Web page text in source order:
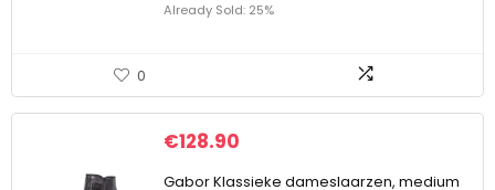
Already Sold: 25%
0
€128.90
Gabor Klassieke dameslaarzen, medium